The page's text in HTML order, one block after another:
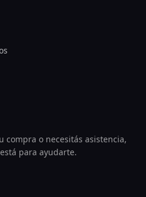
compra o necesitás asistencia,
para ayudarte.